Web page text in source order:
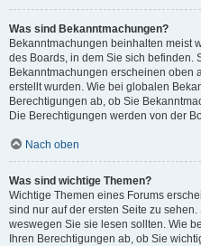
Was sind Bekanntmachungen?
Bekanntmachungen beinhalten meist
des Boards, in dem Sie sich befinden.
Bekanntmachungen erscheinen oben
erstellt wurden. Wie bei globalen
Berechtigungen ab, ob Sie
Die Berechtigungen werden von der
Nach oben
Was sind wichtige Themen?
Wichtige Themen eines Forums
sind nur auf der ersten Seite zu
weswegen Sie sie lesen sollten. Wie
Ihren Berechtigungen ab, ob Sie